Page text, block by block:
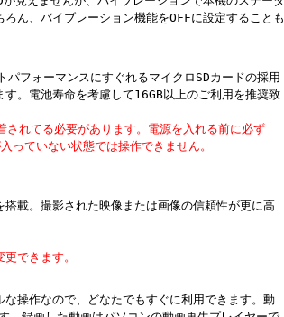
ん、バイブレーション機能をOFFに設定することも
フォーマンスにすぐれるマイクロSDカードの採用
。電池寿命を考慮して16GB以上のご利用を推奨致
れてる必要があります。電源を入れる前に必ず
ていない状態では操作できません。
載。撮影された映像または画像の信頼性が更に高
できます。
操作なので、どなたでもすぐに利用できます。動